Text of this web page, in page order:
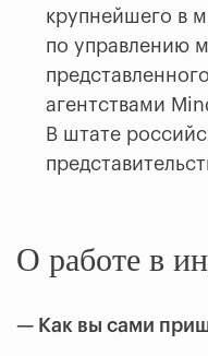
крупнейшего в
по управлению
агентствами
В штате
О работе в
— Как вы сами